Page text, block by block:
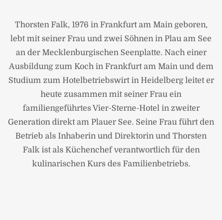
Thorsten Falk, 1976 in Frankfurt am Main geboren,
lebt mit seiner Frau und zwei Söhnen in Plau am See
an der Mecklenburgischen Seenplatte. Nach einer
Ausbildung zum Koch in Frankfurt am Main und dem
Studium zum Hotelbetriebswirt in Heidelberg leitet er
heute zusammen mit seiner Frau ein
familiengeführtes Vier-Sterne-Hotel in zweiter
Generation direkt am Plauer See. Seine Frau führt den
Betrieb als Inhaberin und Direktorin und Thorsten
Falk ist als Küchenchef verantwortlich für den
kulinarischen Kurs des Familienbetriebs.